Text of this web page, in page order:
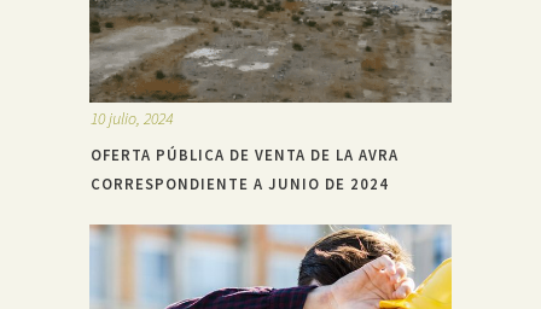
10 julio, 2024
OFERTA PÚBLICA DE VENTA DE LA AVRA
CORRESPONDIENTE A JUNIO DE 2024